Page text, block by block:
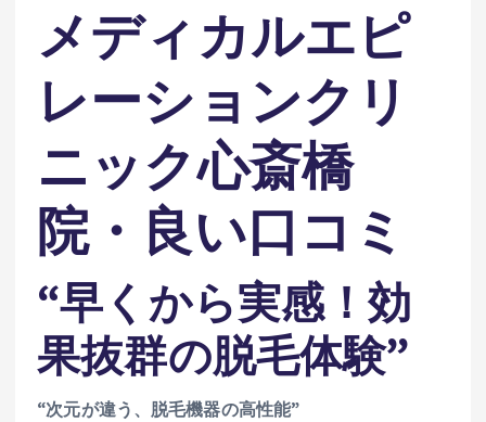
メディカルエピ
レーションクリ
ニック心斎橋
院・良い口コミ
“早くから実感！効
果抜群の脱毛体験”
“次元が違う、脱毛機器の高性能”